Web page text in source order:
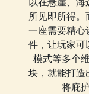
所见即所得
一座需要精心
件，让玩家可
模式等多个
块，就能打造
将庇